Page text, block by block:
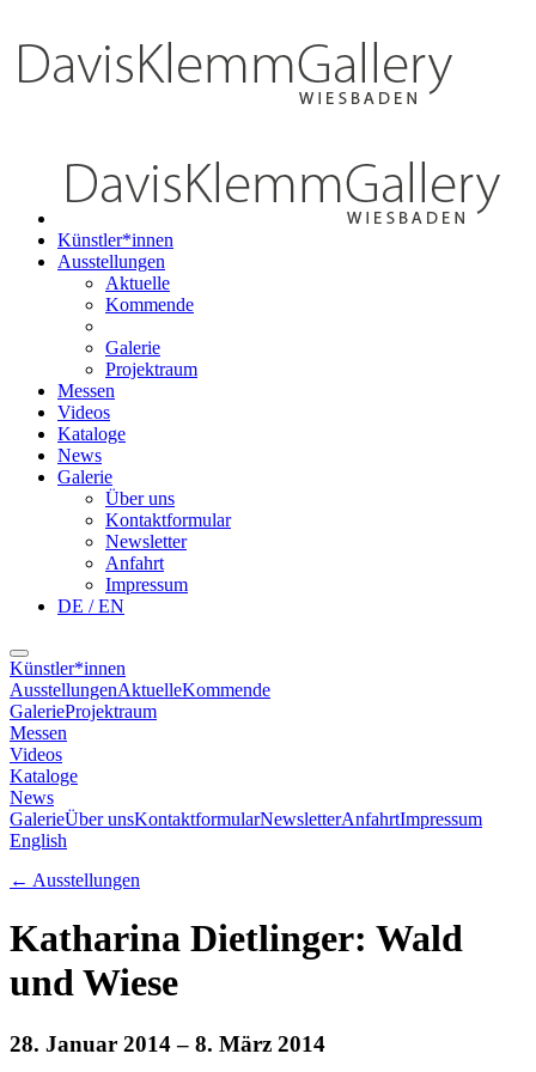
Künstler*innen
Ausstellungen
Aktuelle
Kommende
Galerie
Projektraum
Messen
Videos
Kataloge
News
Galerie
Über uns
Kontaktformular
Newsletter
Anfahrt
Impressum
DE / EN
Künstler*innen
AusstellungenAktuelleKommende
GalerieProjektraum
Messen
Videos
Kataloge
News
GalerieÜber unsKontaktformularNewsletterAnfahrtImpressum
English
← Ausstellungen
Katharina Dietlinger: Wald
und Wiese
28. Januar 2014– 8. März 2014